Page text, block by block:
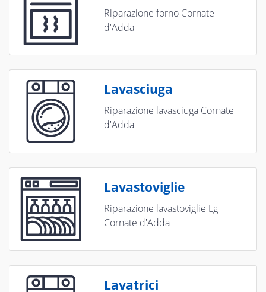
Riparazione forno Cornate
d'Adda
Lavasciuga
Riparazione lavasciuga Cornate
d'Adda
Lavastoviglie
Riparazione lavastoviglie Lg
Cornate d'Adda
Lavatrici